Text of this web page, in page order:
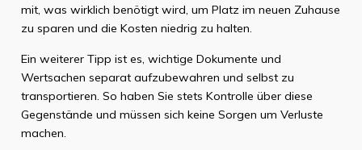
mit, was wirklich benötigt wird, um Platz im neuen Zuhause
zu sparen und die Kosten niedrig zu halten.
Ein weiterer Tipp ist es, wichtige Dokumente und
Wertsachen separat aufzubewahren und selbst zu
transportieren. So haben Sie stets Kontrolle über diese
Gegenstände und müssen sich keine Sorgen um Verluste
machen.